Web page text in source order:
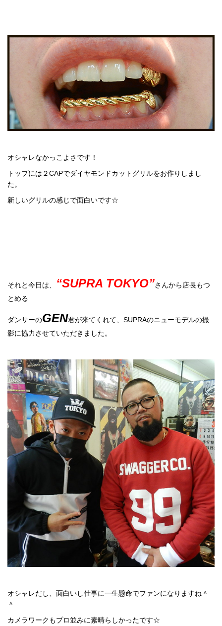
オシャレなかっこよさです！
トップには２CAPでダイヤモンドカットグリルをお作りしまし
た。
新しいグリルの感じで面白いです☆
それと今日は、 “SUPRA TOKYO”さんから店長もつ
とめる
ダンサーのGEN君が来てくれて、SUPRAのニューモデルの撮
影に協力させていただきました。
オシャレだし、面白いし仕事に一生懸命でファンになりますね＾
＾
カメラワークもプロ並みに素晴らしかったです☆